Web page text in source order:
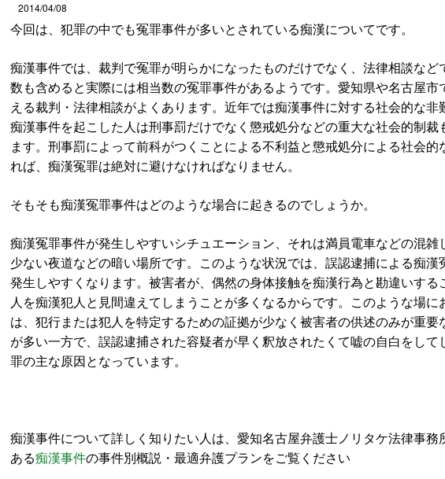
2014/04/08
今回は、犯罪の中でも冤罪事件が多いとされている痴漢についてです。
痴漢事件では、裁判で冤罪が明らかになったものだけでなく、法律相談など
数も含めると実際には相当数の冤罪事件があるようです。愛知県や名古屋市
える裁判・法律相談がよくあります。近年では痴漢事件に対する社会的な非
痴漢事件を起こした人は刑事罰だけでなく懲戒処分などの重大な社会的制裁
ます。刑事罰によって前科がつくことによる不利益と懲戒処分による社会的
れば、痴漢冤罪は絶対に避けなければなりません。
そもそも痴漢冤罪事件はどのような場合に起きるのでしょうか。
痴漢冤罪事件が発生しやすいシチュエーション、それは満員電車などの混雑
少ない夜道などの暗い場所です。このような状況では、誤認逮捕による痴漢
発生しやすくなります。被害者が、偶然の身体接触を痴漢行為と勘違いする
人を痴漢犯人と見間違えてしまうことが多くなるからです。このような場に
は、犯行または犯人を特定するための証拠が少なく被害者の供述のみが重要
が多い一方で、誤認逮捕された容疑者が早く釈放されたくて嘘の自白をして
罪の主な原因となっています。
痴漢事件について詳しく知りたい人は、愛知名古屋弁護士ノリタケ法律事務
ある痴漢事件の事件別概説・最適弁護プランをご覧ください